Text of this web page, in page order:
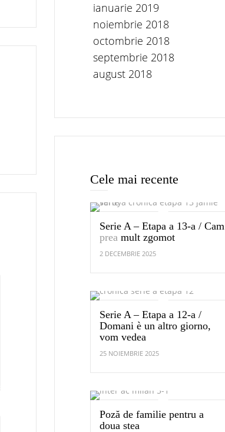
ianuarie 2019
noiembrie 2018
octombrie 2018
septembrie 2018
august 2018
Cele mai recente
Serie A – Etapa a 13-a / Cam
prea mult zgomot
2 DECEMBRIE 2025
Serie A – Etapa a 12-a /
Domani è un altro giorno,
vom vedea
25 NOIEMBRIE 2025
Poză de familie pentru a
doua stea